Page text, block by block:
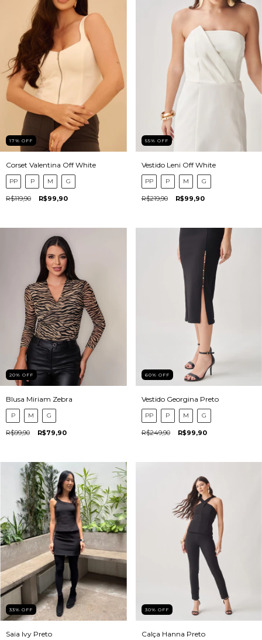
17% OFF
Corset Valentina Off White
PP P M G
R$119,90 R$99,90
55% OFF
Vestido Leni Off White
PP P M G
R$219,90 R$99,90
20% OFF
Blusa Miriam Zebra
P M G
R$99,90 R$79,90
60% OFF
Vestido Georgina Preto
PP P M G
R$249,90 R$99,90
33% OFF
Saia Ivy Preto
30% OFF
Calça Hanna Preto